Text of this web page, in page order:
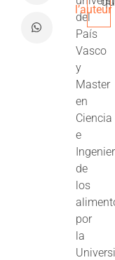
del
País
Vasco
y
Master
en
Ciencia
e
de
los
por
la
l’auteur